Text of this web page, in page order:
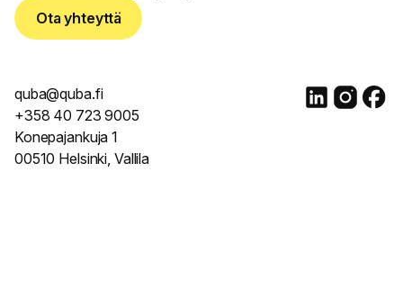
Ota yhteyttä
quba@quba.fi
+358 40 723 9005
Konepajankuja 1
00510 Helsinki, Vallila